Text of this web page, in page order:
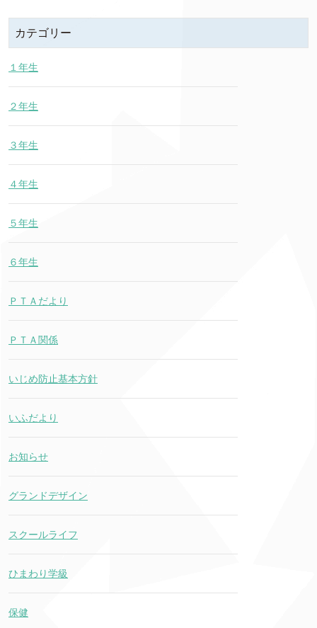
カテゴリー
１年生
２年生
３年生
４年生
５年生
６年生
ＰＴＡだより
ＰＴＡ関係
いじめ防止基本方針
いふだより
お知らせ
グランドデザイン
スクールライフ
ひまわり学級
保健